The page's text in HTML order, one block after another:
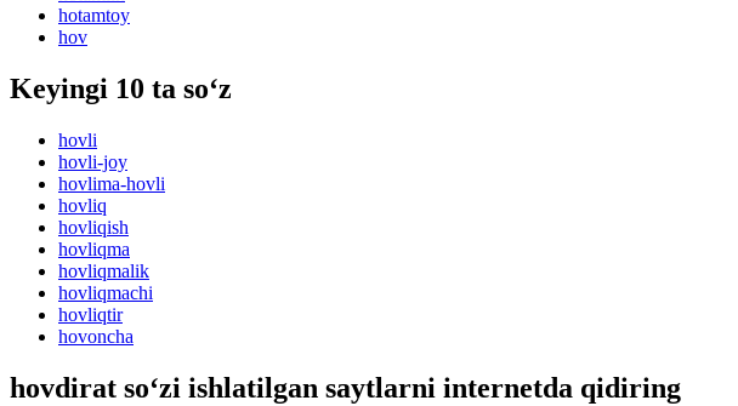
hotamtoy
hov
Keyingi 10 ta so‘z
hovli
hovli-joy
hovlima-hovli
hovliq
hovliqish
hovliqma
hovliqmalik
hovliqmachi
hovliqtir
hovoncha
hovdirat so‘zi ishlatilgan saytlarni internetda qidiring